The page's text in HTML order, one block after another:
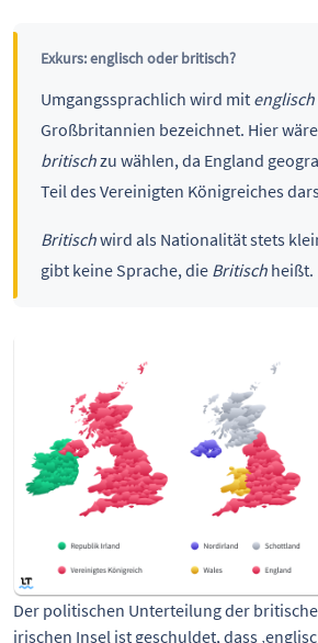
Exkurs: englisch oder britisch?
Umgangssprachlich wird mit englisch
Großbritannien bezeichnet. Hier
britischzu wählen, da England
Teil des Vereinigten Königreiches
Britischwird als Nationalität stets
gibt keine Sprache, die Britischheißt.
Der politischen Unterteilung der
irischen Insel ist geschuldet, dass